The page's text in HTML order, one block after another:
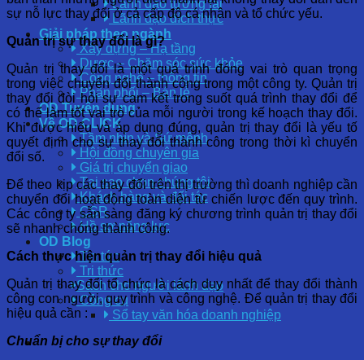
Lãnh đạo tương lai
Lãnh đạo đích thực
Giải pháp theo ngành
Xây dựng – Hạ tầng
Dược – Chăm sóc sức khỏe
Công nghệ – thông tin
Phân phối – Bán lẻ
OD Tuyển dụng
Về OD CLICK
Tầm nhìn và Sứ mệnh
Hội đồng chuyên gia
Giá trị chuyển giao
Tại sao chọn chúng tôi
Khách hàng và đối tác
CSR
Hồ sơ năng lực
OD Blog
Tin tức
Tri thức
Sách cho người lãnh đạo
Công cụ
Sổ tay văn hóa doanh nghiệp
sự nỗ lực thay đổi ở cả cấp độ cá nhân và tổ chức yếu.
Quản trị sự thay đổi là gì?
Quản trị thay đổi là một quá trình đóng vai trò quan trọng
trong việc chuyển đổi thành công trong một công ty. Quản trị
thay đổi đòi hỏi sự cam kết trong suốt quá trình thay đổi để
có thể làm tốt vai trò của mỗi người trong kế hoạch thay đổi.
Khi được hiểu và áp dụng đúng, quản trị thay đổi là yếu tố
quyết định cho sự thay đổi thành công trong thời kì chuyển
đổi số.
Để theo kịp các thay đổi trên thị trường thì doanh nghiệp cần
chuyển đổi hoạt động toàn diện từ chiến lược đến quy trình.
Các công ty sẵn sàng đăng ký chương trình quản trị thay đổi
sẽ nhanh chóng thành công.
Cách thực hiện quản trị thay đổi hiệu quả
Quản trị thay đổi tổ chức là cách duy nhất để thay đổi thành
công con người, quy trình và công nghệ. Để quản trị thay đổi
hiệu quả cần :
Chuẩn bị cho sự thay đổi